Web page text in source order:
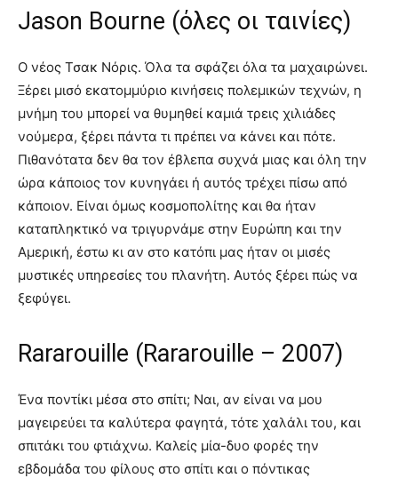
Jason Bourne (όλες οι ταινίες)
Ο νέος Τσακ Νόρις. Όλα τα σφάζει όλα τα μαχαιρώνει.
Ξέρει μισό εκατομμύριο κινήσεις πολεμικών τεχνών, η
μνήμη του μπορεί να θυμηθεί καμιά τρεις χιλιάδες
νούμερα, ξέρει πάντα τι πρέπει να κάνει και πότε.
Πιθανότατα δεν θα τον έβλεπα συχνά μιας και όλη την
ώρα κάποιος τον κυνηγάει ή αυτός τρέχει πίσω από
κάποιον. Είναι όμως κοσμοπολίτης και θα ήταν
καταπληκτικό να τριγυρνάμε στην Ευρώπη και την
Αμερική, έστω κι αν στο κατόπι μας ήταν οι μισές
μυστικές υπηρεσίες του πλανήτη. Αυτός ξέρει πώς να
ξεφύγει.
Rararouille (Rararouille – 2007)
Ένα ποντίκι μέσα στο σπίτι; Ναι, αν είναι να μου
μαγειρεύει τα καλύτερα φαγητά, τότε χαλάλι του, και
σπιτάκι του φτιάχνω. Καλείς μία-δυο φορές την
εβδομάδα του φίλους στο σπίτι και ο πόντικας